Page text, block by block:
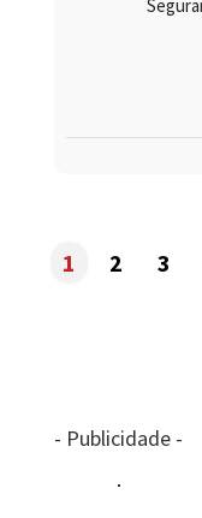
1 2 3
- Publicidade -